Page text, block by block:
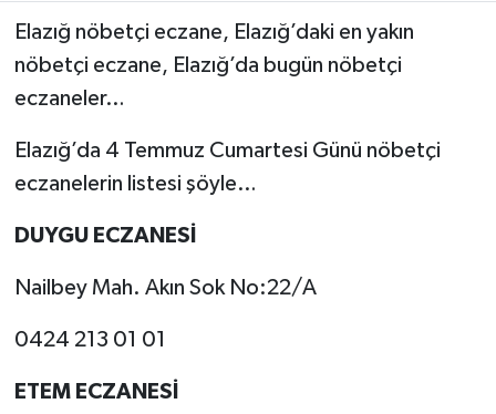
Elazığ nöbetçi eczane, Elazığ’daki en yakın
nöbetçi eczane, Elazığ’da bugün nöbetçi
eczaneler…
Elazığ’da 4 Temmuz Cumartesi Günü nöbetçi
eczanelerin listesi şöyle…
DUYGU ECZANESİ
Nailbey Mah. Akın Sok No:22/A
0424 213 01 01
ETEM ECZANESİ
POLİTİKA
SAĞLIK
SİYASET